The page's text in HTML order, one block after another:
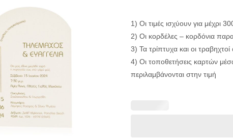
1) Οι τιμές ισχύουν για μέχρι
2) Οι κορδέλες – κορδόνια
3) Τα τρίπτυχα και οι
4) Οι τοποθετήσεις καρτών
περιλαμβάνονται στην τιμή